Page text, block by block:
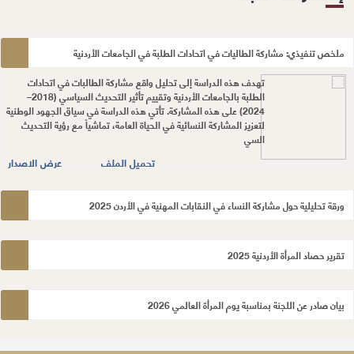
ملخص تنفيذي: مشاركة الطاليات في اتحادات الطلبة في الجامعات الأردنية
تهدف هذه الدراسة إلى تحليل واقع مشاركة الطالبات في اتحادات
الطلبة بالجامعات الأردنية وتقييم تأثير التحديث السياسي (2018–
2024) على هذه المشاركة. تأتي هذه الدراسة في سياق الجهود الوطنية
لتعزيز المشاركة النسائية في الحياة العامة، تماشياً مع رؤية التحديث
السي
عرض الاصدار تحميل الملف
ورقة تحليلية حول مشاركة النساء في النقابات المهنية في الأردن 2025
تقرير حصاد المرأة الأردنية 2025
بيان صادر عن اللجنة بمناسبة يوم المرأة العالمي 2026